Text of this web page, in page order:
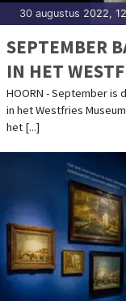
30 augustus 2022,
SEPTEMBER
IN HET
HOGE
TOEKOMST
HOORN - September is
in het Westfries
het [...]